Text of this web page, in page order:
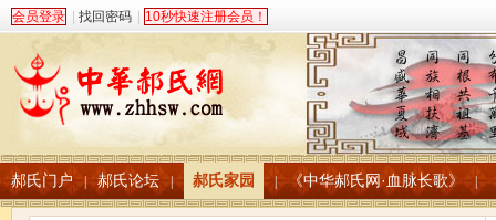
会员登录 找回密码 10秒快速注册会员！
郝氏门户 | 郝氏论坛 | 郝氏家园 《中华郝氏网·血脉长歌》